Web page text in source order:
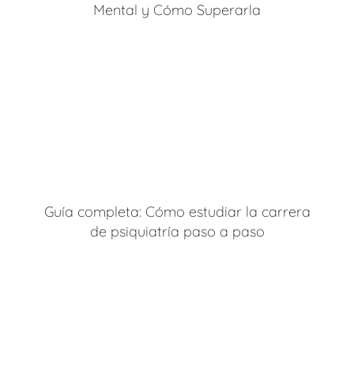
Mental y Cómo Superarla
Guía completa: Cómo estudiar la carrera
de psiquiatría paso a paso